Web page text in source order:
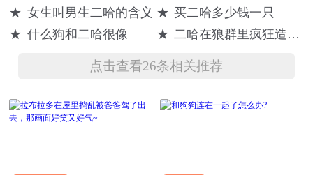
凶相毕露
己没有，于是
二哈怒了
这样的方式报
复
★ 女生叫男生二哈的含义 ★ 买二哈多少钱一只
★ 什么狗和二哈很像 ★ 二哈在狼群里疯狂造谣小说
点击查看26条相关推荐